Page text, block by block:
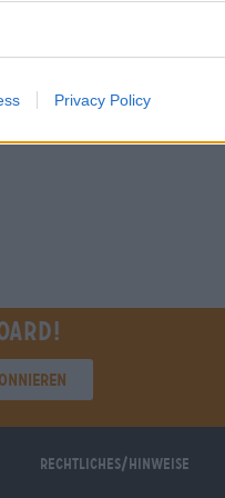
Privacy Policy
Rechtliches/Hinweise